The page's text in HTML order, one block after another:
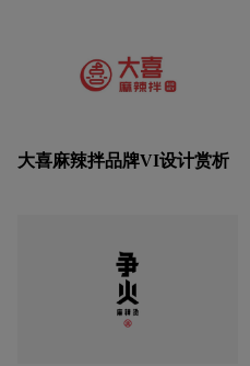
大喜麻辣拌品牌VI设计赏析